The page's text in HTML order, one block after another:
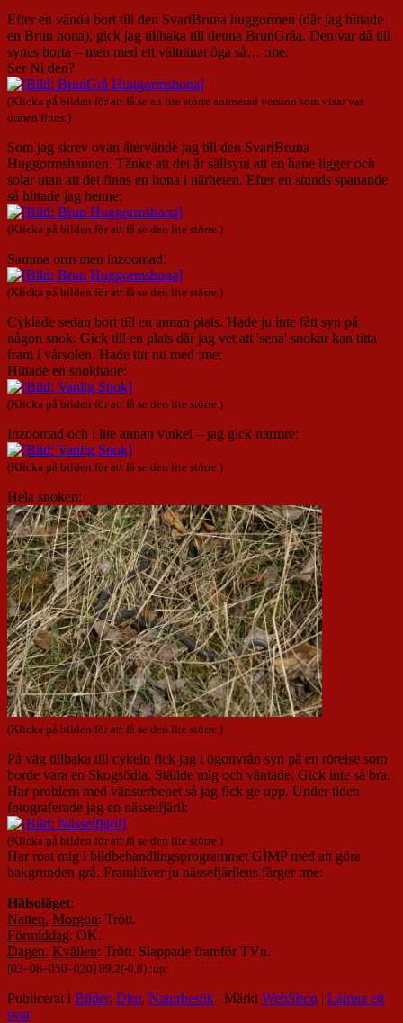
Efter en vända bort till den SvartBruna huggormen (där jag hittade
en Brun hona), gick jag tillbaka till denna BrunGråa. Den var då till
synes borta – men med ett vältränat öga så… :me:
Ser Ni den?
(Klicka på bilden för att få se en lite större animerad version som visar var
ormen finns.)
Som jag skrev ovan återvände jag till den SvartBruna
Huggormshannen. Tänke att det är sällsynt att en hane ligger och
solar utan att det finns en hona i närheten. Efter en stunds spanande
så hittade jag henne:
(Klicka på bilden för att få se den lite större.)
Samma orm men inzoomad:
(Klicka på bilden för att få se den lite större.)
Cyklade sedan bort till en annan plats. Hade ju inte fått syn på
någon snok. Gick till en plats där jag vet att 'sena' snokar kan titta
fram i vårsolen. Hade tur nu med :me:
Hittade en snokhane:
(Klicka på bilden för att få se den lite större.)
Inzoomad och i lite annan vinkel – jag gick närmre:
(Klicka på bilden för att få se den lite större.)
Hela snoken:
(Klicka på bilden för att få se den lite större.)
På väg tillbaka till cykeln fick jag i ögonvrån syn på en rörelse som
borde vara en Skogsödla. Ställde mig och väntade. Gick inte så bra.
Har problem med vänsterbenet så jag fick ge upp. Under tiden
fotograferade jag en nässelfjäril:
(Klicka på bilden för att få se den lite större.)
Har roat mig i bildbehandlingsprogrammet GIMP med att göra
bakgrunden grå. Framhäver ju nässefjärilens färger :me:
Hälsoläget:
Natten, Morgon: Trött.
Förmiddag: OK.
Dagen, Kvällen: Trött. Slappade framför TVn.
[03–08–050–020] 89,2(-0,8) :up:
Publicerat i Bilder, Djur, Naturbesök | Märkt WebShop | Lämna ett
svar